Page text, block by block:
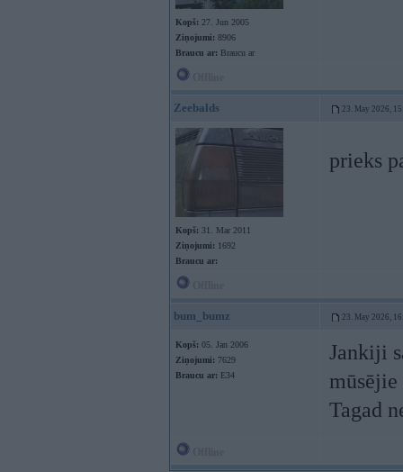
Kopš: 27. Jun 2005
Ziņojumi: 8906
Braucu ar: Braucu ar
Zeebalds 23. May 2026,
Kopš: 31. Mar 2011
Ziņojumi: 1692
Braucu ar:
prieks
bum_bumz 23. May 2026,
Kopš: 05. Jan 2006
Ziņojumi: 7629
Braucu ar: E34
Jankiji
Tagad